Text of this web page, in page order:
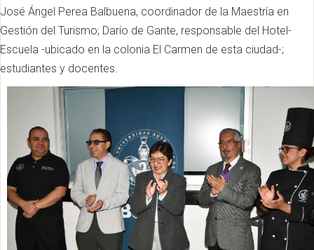
José Ángel Perea Balbuena, coordinador de la Maestría en
Gestión del Turismo; Darío de Gante, responsable del Hotel-
Escuela -ubicado en la colonia El Carmen de esta ciudad-;
estudiantes y docentes.